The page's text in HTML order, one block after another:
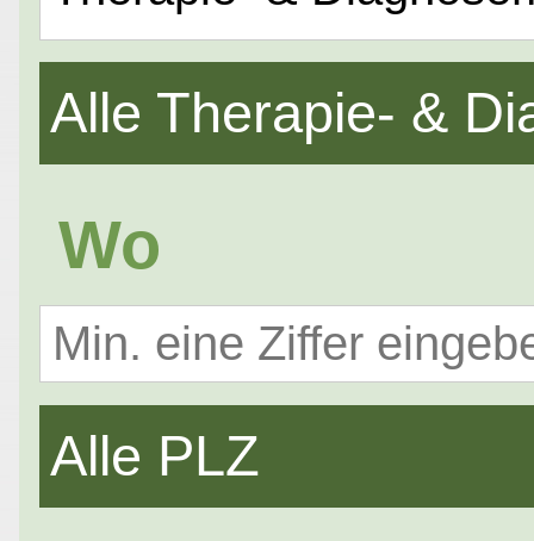
Alle Therapie- &
Wo
Alle PLZ